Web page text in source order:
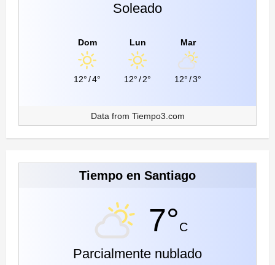
Soleado
Dom
12°/4°
Lun
12°/2°
Mar
12°/3°
Data from Tiempo3.com
Tiempo en Santiago
7°C
Parcialmente nublado